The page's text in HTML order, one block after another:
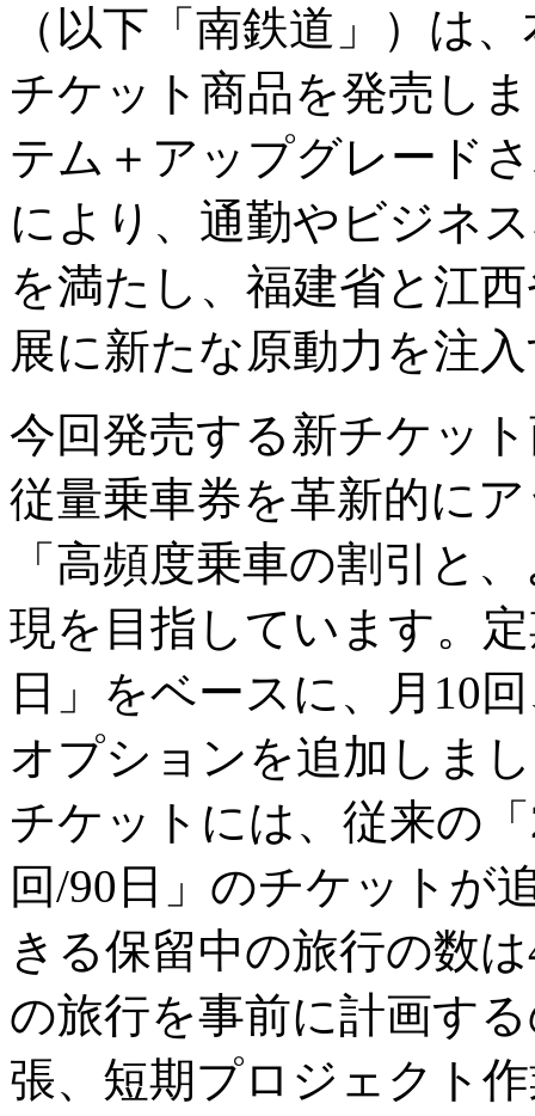
（以下「南鉄道」）は
チケット商品を発売し
テム＋アップグレード
により、通勤やビジネ
を満たし、福建省と江
展に新たな原動力を注
今回発売する新チケッ
従量乗車券を革新的に
「高頻度乗車の割引と
現を目指しています。
日」をベースに、月10
オプションを追加しま
チケットには、従来の
回/90日」のチケットが
きる保留中の旅行の数
の旅行を事前に計画す
張、短期プロジェクト